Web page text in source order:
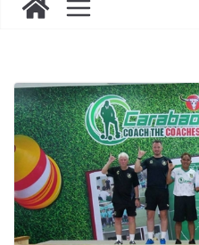
ได้เตรียมนักเรี
มหาวิทยาลัยเ
เขาให้พร้อมเ
8.8 “ซูเลียน”
ประเทศ จัดปร
“ดร.ปิยะวัฒน์”
พร้อมฟรีคอนเ